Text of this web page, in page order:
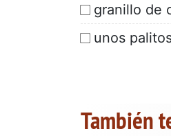
granillo de
unos
También